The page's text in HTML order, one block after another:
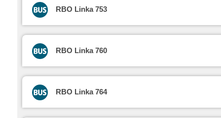
RBO Linka 753
RBO Linka 760
RBO Linka 764